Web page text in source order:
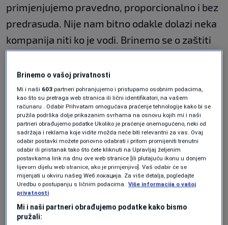
primjenjujemo pravedno, proporcionalno i bez
predrasuda. Nije nam bitno odakle dolazi neka
kompanija niti ko je vodi. Brinemo se o zaštiti
Politico.
Akt o digitalnim tržištima (DMA), koji postavlja
jasne smjernice za tehnološke gigante kao što
su Alphabet, Amazon, Apple, Booking.com,
ByteDance, Meta Platforms, Microsoft, naišao
je na oštre kritike administracije američkog
predsjednika Donalda Trumpa. Zakon nastoji
osigurati fer tržišne uslove i pružiti
potrošačima veći izbor.
Brinemo o vašoj privatnosti
Mi i naši 603 partneri pohranjujemo i pristupamo osobnim podacima,
kao što su pretraga web stranica ili lični identifikatori, na vašem
računaru . Odabir Prihvatam omogućava praćenje tehnologije kako bi se
pružila podrška dolje prikazanim svrhama na osnovu kojih mi i naši
partneri obrađujemo podatke Ukoliko je praćenje onemogućeno, neki od
sadržaja i reklama koje vidite možda neće biti relevantni za vas. Ovaj
odabir postavki možete ponovno odabrati i pritom promijeniti trenutni
odabir ili pristanak tako što ćete kliknuti na Upravljaj željenim
postavkama link na dnu ove web stranice [ili plutajuću ikonu u donjem
lijevom dijelu web stranice, ako je primjenjivo]. Vaš odabir će se
mijenjati u okviru našeg Wеб локација. Za više detalja, pogledajte
Uredbu o postupanju s ličnim podacima. Više informacija o vašoj
privatnosti
Mi i naši partneri obrađujemo podatke kako bismo
pružali: